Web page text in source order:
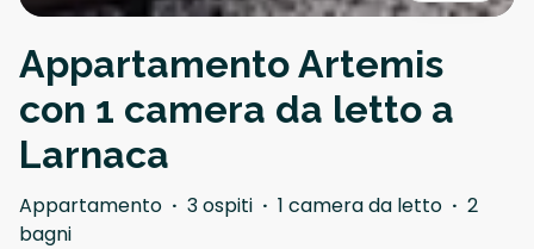
Appartamento Artemis
con 1 camera da letto a
Larnaca
Appartamento · 3 ospiti · 1 camera da letto · 2
bagni